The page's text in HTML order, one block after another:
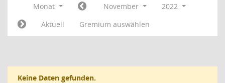
Monat November
2022
Aktuell
Gremium auswählen
Keine Daten gefunden.